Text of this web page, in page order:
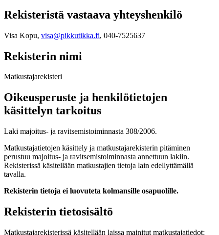
Rekisteristä vastaava yhteyshenkilö
Visa Kopu, visa@pikkutikka.fi, 040-7525637
Rekisterin nimi
Matkustajarekisteri
Oikeusperuste ja henkilötietojen
käsittelyn tarkoitus
Laki majoitus- ja ravitsemistoiminnasta 308/2006.
Matkustajatietojen käsittely ja matkustajarekisterin pitäminen
perustuu majoitus- ja ravitsemistoiminnasta annettuun lakiin.
Rekisterissä käsitellään matkustajien tietoja lain edellyttämällä
tavalla.
Rekisterin tietoja ei luovuteta kolmansille osapuolille.
Rekisterin tietosisältö
Matkustajarekisterissä käsitellään laissa mainitut matkustajatiedot: